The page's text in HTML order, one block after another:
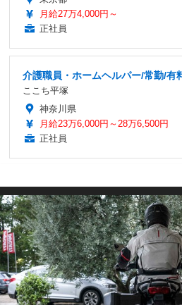
月給27万4,000円～
正社員
介護職員・ホームヘルパー/常勤/有
ここち平塚
神奈川県
月給23万6,000円～28万6,500円
正社員